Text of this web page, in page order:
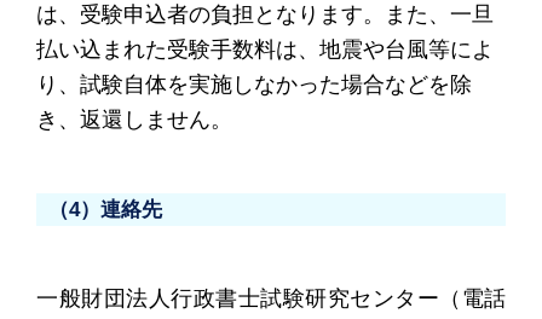
は、受験申込者の負担となります。また、一旦
払い込まれた受験手数料は、地震や台風等によ
り、試験自体を実施しなかった場合などを除
き、返還しません。
（4）連絡先
一般財団法人行政書士試験研究センター（電話